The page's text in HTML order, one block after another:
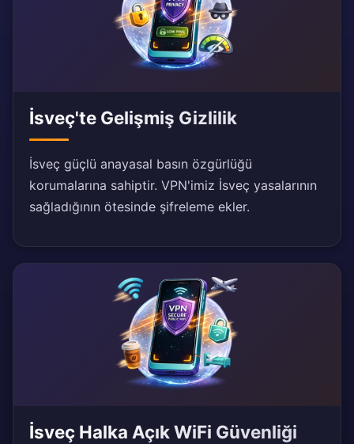
İsveç'te Gelişmiş Gizlilik
İsveç güçlü anayasal basın özgürlüğü
korumalarına sahiptir. VPN'imiz İsveç yasalarının
sağladığının ötesinde şifreleme ekler.
İsveç Halka Açık WiFi Güvenliği